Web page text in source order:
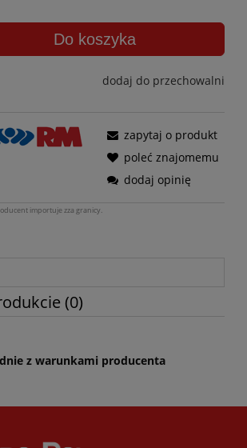
Do koszyka
dodaj do przechowalni
zapytaj o produkt
poleć znajomemu
dodaj opinię
importuje zza granicy.
(0)
z warunkami producenta